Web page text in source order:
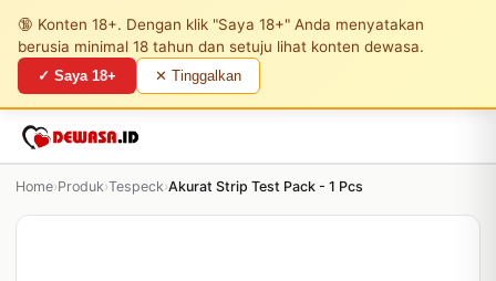
🔞 Konten 18+. Dengan klik "Saya 18+" Anda menyatakan
berusia minimal 18 tahun dan setuju lihat konten dewasa.
✓ Saya 18+ ✕ Tinggalkan
Home›Produk›Tespeck›Akurat Strip Test Pack - 1 Pcs